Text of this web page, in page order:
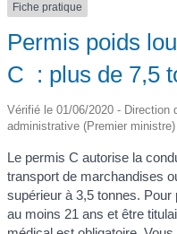
Fiche pratique
Permis poids
C : plus de 7,5
Vérifié le 01/06/2020 - Direction
administrative (Premier ministre)
Le permis C autorise la
transport de marchandises
supérieur à 3,5 tonnes.
au moins 21 ans et être